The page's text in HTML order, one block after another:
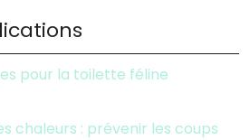
pour la toilette féline
chaleurs : prévenir les coups